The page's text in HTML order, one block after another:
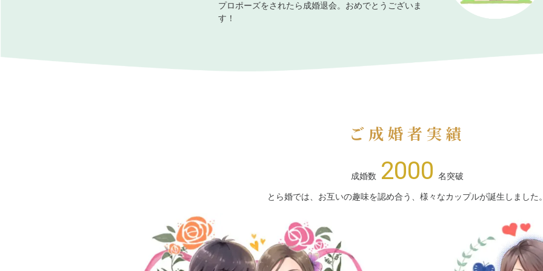
プロポーズをされたら成婚退会。おめでとうございま
す！
ご成婚者実績
成婚数 2000 名突破
とら婚では、お互いの趣味を認め合う、様々なカップルが誕生しました